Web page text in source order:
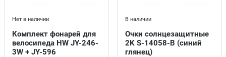
Нет в наличии
Комплект фонарей для
велосипеда HW JY-246-
3W + JY-596
В наличии
Очки солнцезащитные
2K S-14058-B (синий
глянец)